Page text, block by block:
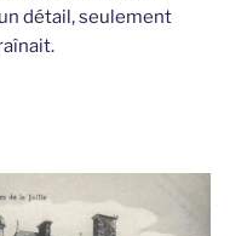
détail, seulement